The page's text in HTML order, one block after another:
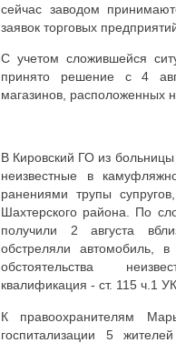
сейчас заводом
заявок торговых
С учетом сложившейся
принято решение с 4
магазинов, расположенных
В Кировский ГО из
неизвестные в
ранениями трупы
Шахтерского района. По
получили 2 августа
обстреляли автомобиль,
обстоятельства
квалификация - ст. 115 ч.1
К правоохранителям
госпитализации 5